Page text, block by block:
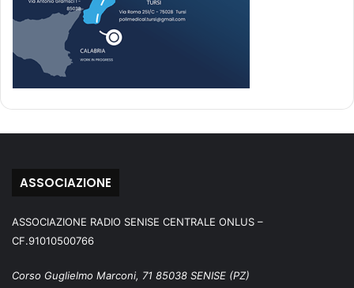
ASSOCIAZIONE
ASSOCIAZIONE RADIO SENISE CENTRALE ONLUS –
CF.91010500766
Corso Guglielmo Marconi, 71 85038 SENISE (PZ)